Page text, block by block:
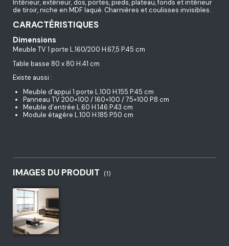
Intérieur, extérieur, dos, portes, pieds, plateau, fonds et intérieur
de tiroir, niche en MDF laqué. Charnières et coulisses invisibles.
CARACTÉRISTIQUES
Dimensions
Meuble TV 1 porte L.160/200 H.67,5 P.45 cm
Table basse 80 x 80 H.41 cm
Existe aussi :
Meuble d’appui 1 porte L.100 H.155 P.45 cm
Panneau TV 200×100 / 160×100 / 75×100 P.8 cm
Meuble d’entrée L.60 H.146 P.43 cm
Module étagère L.100 H.185 P.50 cm
IMAGES DU PRODUIT (1)